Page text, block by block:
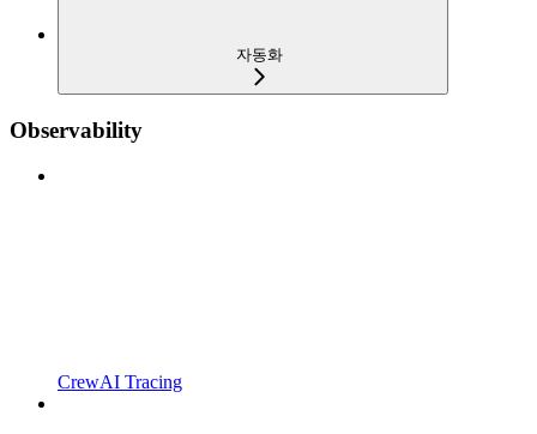
자동화
Observability
CrewAI Tracing